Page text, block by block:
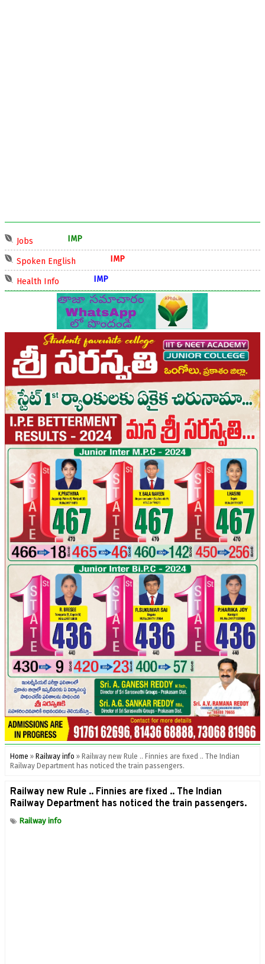
Jobs
Spoken English
Health Info
Home » Railway info » Railway new Rule .. Finnies are fixed .. The Indian
Railway Department has noticed the train passengers.
Railway new Rule .. Finnies are fixed .. The Indian
Railway Department has noticed the train passengers.
Railway info